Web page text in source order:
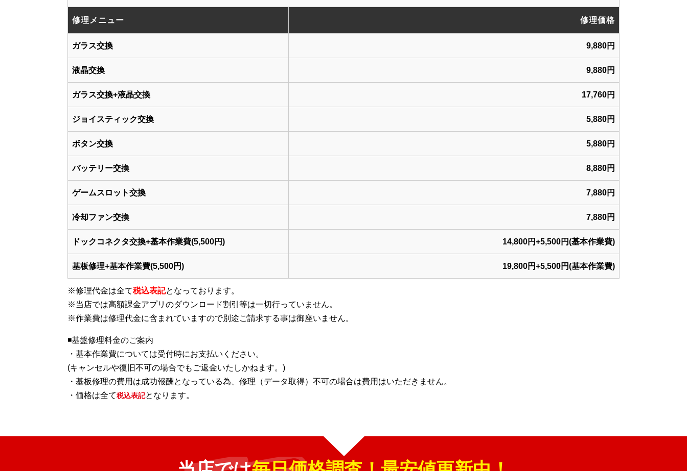
修理メニュー 修理価格
ガラス交換 9,880円
液晶交換 9,880円
ガラス交換+液晶交換 17,760円
ジョイスティック交換 5,880円
ボタン交換 5,880円
バッテリー交換 8,880円
ゲームスロット交換 7,880円
冷却ファン交換 7,880円
ドックコネクタ交換+基本作業費(5,500円) 14,800円+5,500円(基本作業費)
基板修理+基本作業費(5,500円) 19,800円+5,500円(基本作業費)
※修理代金は全て税込表記となっております。
※当店では高額課金アプリのダウンロード割引等は一切行っていません。
※作業費は修理代金に含まれていますので別途ご請求する事は御座いません。
◾️基盤修理料金のご案内
・基本作業費については受付時にお支払いください。
(キャンセルや復旧不可の場合でもご返金いたしかねます。)
・基板修理の費用は成功報酬となっている為、修理（データ取得）不可の場合は費用はいただきません。
・価格は全て税込表記となります。